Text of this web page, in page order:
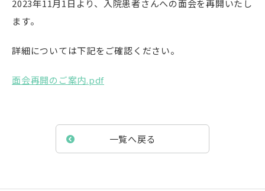
2023年11月1日より、入院患者さんへの面会を再開いたし
ます。
詳細については下記をご確認ください。
面会再開のご案内.pdf
一覧へ戻る